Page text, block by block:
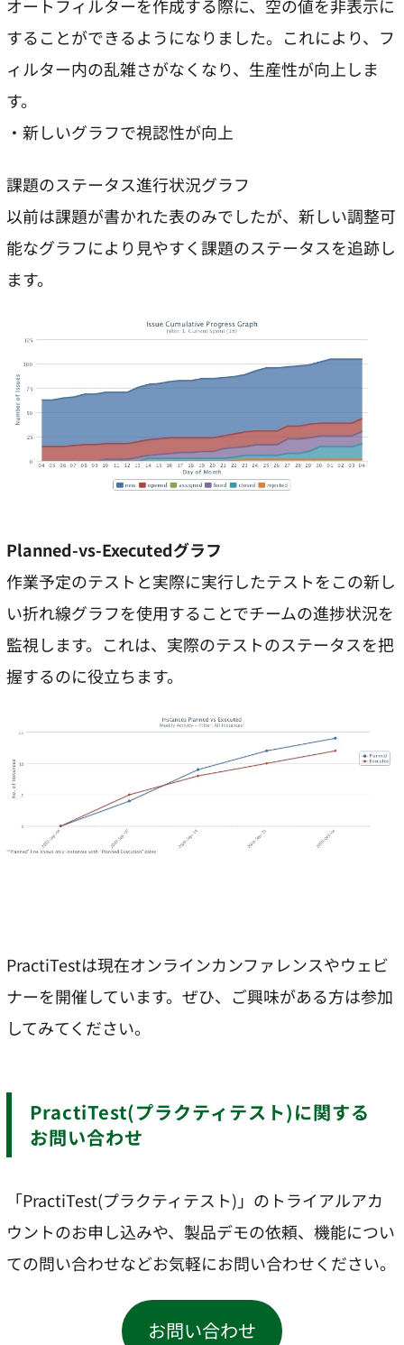
オートフィルターを作成する際に、空の値を非表示に
することができるようになりました。これにより、フ
ィルター内の乱雑さがなくなり、生産性が向上しま
す。
・新しいグラフで視認性が向上
課題のステータス進行状況グラフ
以前は課題が書かれた表のみでしたが、新しい調整可
能なグラフにより見やすく課題のステータスを追跡し
ます。
Planned-vs-Executedグラフ
作業予定のテストと実際に実行したテストをこの新し
い折れ線グラフを使用することでチームの進捗状況を
監視します。これは、実際のテストのステータスを把
握するのに役立ちます。
PractiTestは現在オンラインカンファレンスやウェビ
ナーを開催しています。ぜひ、ご興味がある方は参加
してみてください。
PractiTest(プラクティテスト)に関する
お問い合わせ
「PractiTest(プラクティテスト)」のトライアルアカ
ウントのお申し込みや、製品デモの依頼、機能につい
ての問い合わせなどお気軽にお問い合わせください。
お問い合わせ